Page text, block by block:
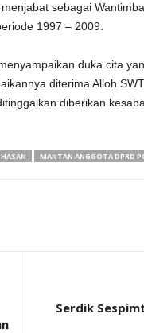
sebagai
1997 – 2009.
duka cita
diterima Alloh
diberikan
MANTAN ANGGOTA DPRD
Serdik